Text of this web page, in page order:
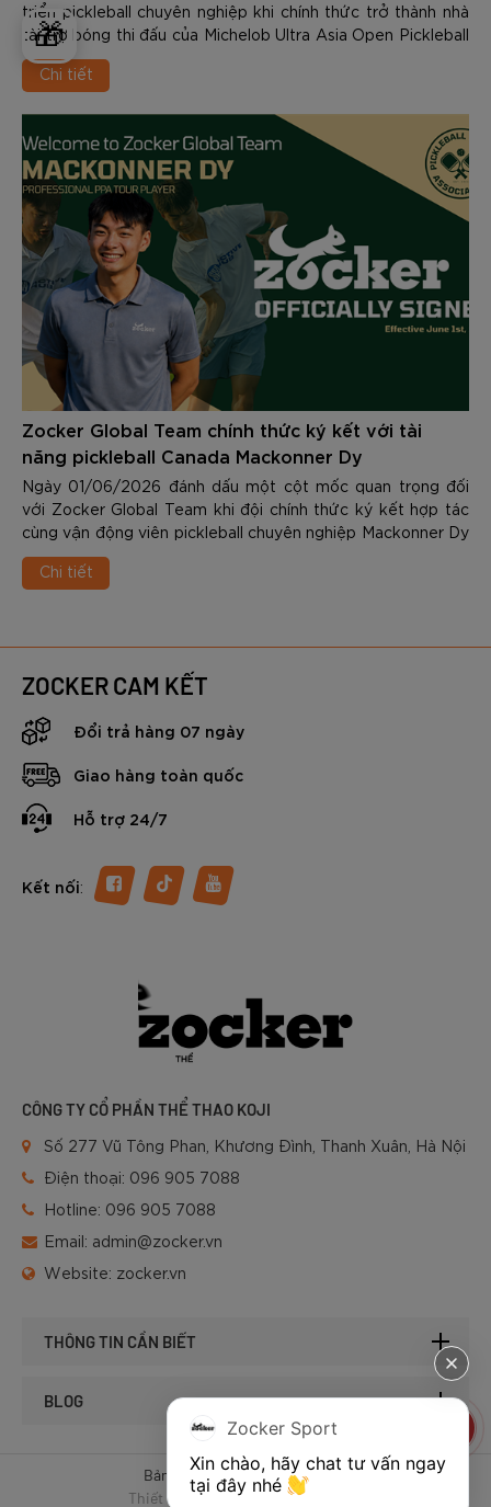
🎁
triển pickleball chuyên nghiệp khi chính thức trở thành nhà
tài trợ bóng thi đấu của Michelob Ultra Asia Open Pickleball
Tournament 2026 – một trong những giải đấu pickleball quy
mô lớn và được mong chờ nhất trong năm.
Chi tiết
Zocker Global Team chính thức ký kết với tài
năng pickleball Canada Mackonner Dy
Ngày 01/06/2026 đánh dấu một cột mốc quan trọng đối
với Zocker Global Team khi đội chính thức ký kết hợp tác
cùng vận động viên pickleball chuyên nghiệp Mackonner Dy
- một trong những tài năng trẻ nổi bật nhất của làng
pickleball quốc tế hiện nay.
Chi tiết
ZOCKER CAM KẾT
Đổi trả hàng 07 ngày
Giao hàng toàn quốc
Hỗ trợ 24/7
Kết nối:
CÔNG TY CỔ PHẦN THỂ THAO KOJI
Số 277 Vũ Tông Phan, Khương Đình, Thanh Xuân, Hà Nội
Điện thoại: 096 905 7088
Hotline: 096 905 7088
Email: admin@zocker.vn
Website: zocker.vn
THÔNG TIN CẦN BIẾT
BLOG
Bản quyền © 2025 của Zocker.
Thiết kế website & SEO - Tất Thành
Zocker Sport
Xin chào, hãy chat tư vấn ngay
tại đây nhé